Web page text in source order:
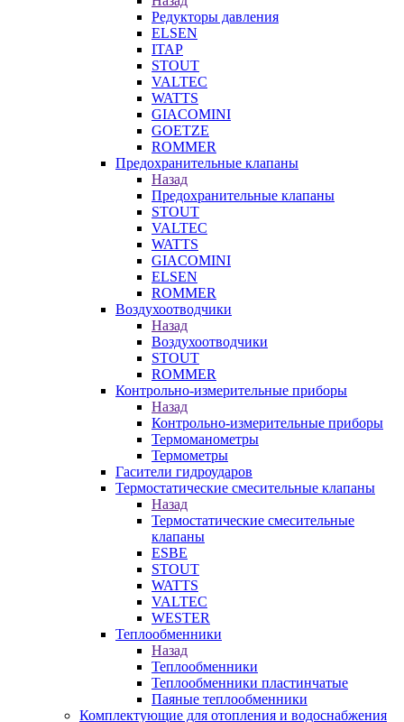
Редукторы давления
ELSEN
ITAP
STOUT
VALTEC
WATTS
GIACOMINI
GOETZE
ROMMER
Предохранительные клапаны
Назад
Предохранительные клапаны
STOUT
VALTEC
WATTS
GIACOMINI
ELSEN
ROMMER
Воздухоотводчики
Назад
Воздухоотводчики
STOUT
ROMMER
Контрольно-измерительные приборы
Назад
Контрольно-измерительные приборы
Термоманометры
Термометры
Гасители гидроударов
Термостатические смесительные клапаны
Назад
Термостатические смесительные
клапаны
ESBE
STOUT
WATTS
VALTEC
WESTER
Теплообменники
Назад
Теплообменники
Теплообменники пластинчатые
Паяные теплообменники
Комплектующие для отопления и водоснабжения